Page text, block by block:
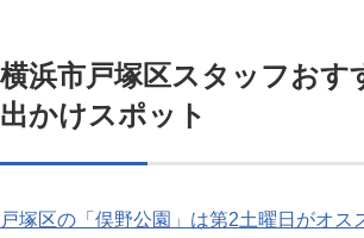
横浜市戸塚区スタッフおす
出かけスポット
戸塚区の「俣野公園」は第2土曜日がオス